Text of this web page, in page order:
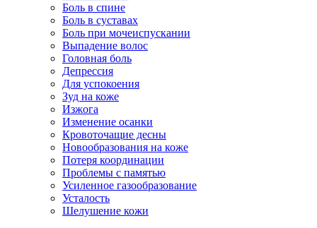
Боль в спине
Боль в суставах
Боль при мочеиспускании
Выпадение волос
Головная боль
Депрессия
Для успокоения
Зуд на коже
Изжога
Изменение осанки
Кровоточащие десны
Новообразования на коже
Потеря координации
Проблемы с памятью
Усиленное газообразование
Усталость
Шелушение кожи